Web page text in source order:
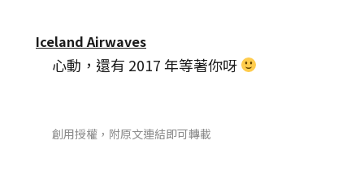
Iceland Airwaves
心動，還有 2017 年等著你呀
創用授權，附原文連結即可轉載